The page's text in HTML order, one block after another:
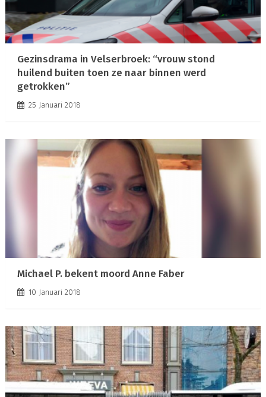
Gezinsdrama in Velserbroek: “vrouw stond
huilend buiten toen ze naar binnen werd
getrokken”
25 Januari 2018
Michael P. bekent moord Anne Faber
10 Januari 2018